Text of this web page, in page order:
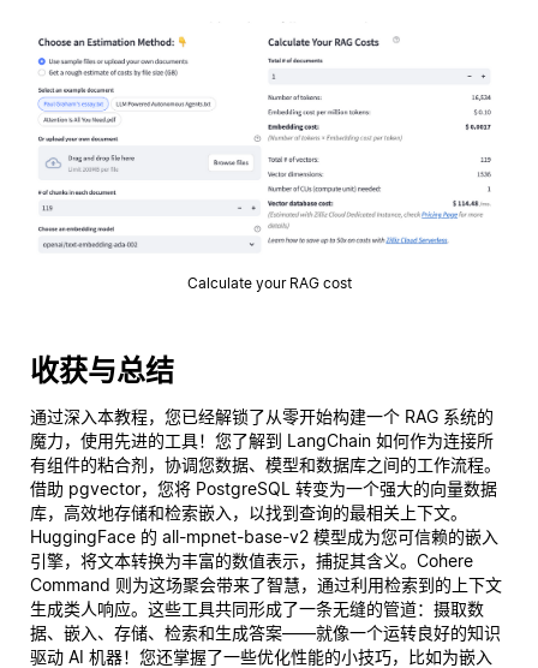
Calculate your RAG cost
收获与总结
通过深入本教程，您已经解锁了从零开始构建一个 RAG 系统的
魔力，使用先进的工具！您了解到 LangChain 如何作为连接所
有组件的粘合剂，协调您数据、模型和数据库之间的工作流程。
借助 pgvector，您将 PostgreSQL 转变为一个强大的向量数据
库，高效地存储和检索嵌入，以找到查询的最相关上下文。
HuggingFace 的 all-mpnet-base-v2 模型成为您可信赖的嵌入
引擎，将文本转换为丰富的数值表示，捕捉其含义。Cohere
Command 则为这场聚会带来了智慧，通过利用检索到的上下文
生成类人响应。这些工具共同形成了一条无缝的管道：摄取数
据、嵌入、存储、检索和生成答案——就像一个运转良好的知识
驱动 AI 机器！您还掌握了一些优化性能的小技巧，比如为嵌入